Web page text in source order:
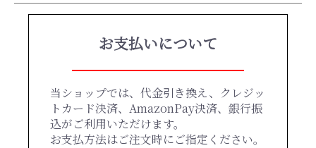
お支払いについて
当ショップでは、代金引き換え、クレジッ
トカード決済、AmazonPay決済、銀行振
込がご利用いただけます。
お支払方法はご注文時にご指定ください。